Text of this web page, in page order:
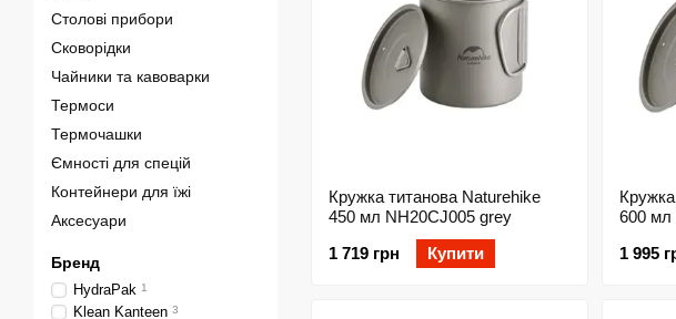
Кружка титанова Naturehike
450 мл NH20CJ005 grey
1 719 грн
Купити
600 мл
1 995
Столові прибори
Сковорідки
Чайники та кавоварки
Термоси
Термочашки
Ємності для спецій
Контейнери для їжі
Аксесуари
Бренд
HydraPak 1
Klean Kanteen 3